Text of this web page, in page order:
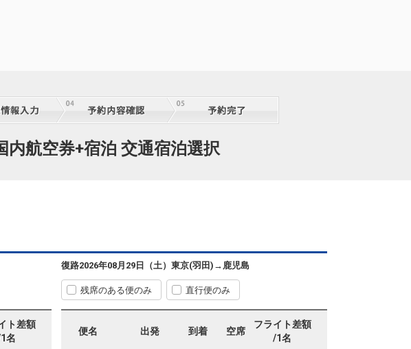
内航空券+宿泊 交通宿泊選択
ト差額
名
復路2026年08月29日（土） 東京(羽田) → 鹿児島
残席のある便のみ 直行便のみ
便名 出発 到着 空席
フライト差額
/1名
クラスJを利用する 2
643便
08:15
09:55
東京(羽田)
12:00
鹿児島
13:45
クラスJを利用する 3
649便
14:15
鹿児島
15:55
+0円